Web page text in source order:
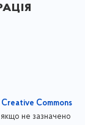
Creative Commons
якщо не зазначено